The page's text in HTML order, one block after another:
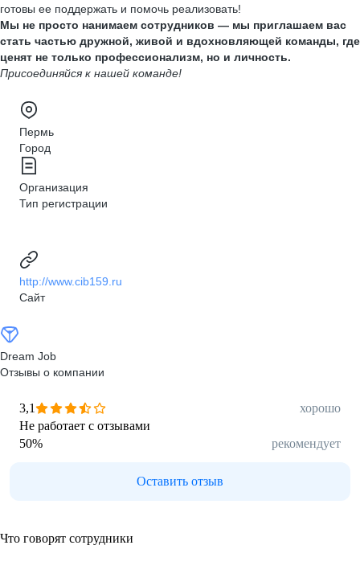
готовы ее поддержать и помочь реализовать!
Мы не просто нанимаем сотрудников — мы приглашаем вас
стать частью дружной, живой и вдохновляющей команды, где
ценят не только профессионализм, но и личность.
Присоединяйся к нашей команде!
Пермь
Город
Организация
Тип регистрации
http://www.cib159.ru
Сайт
Dream Job
Отзывы о компании
3,1
хорошо
Не работает с отзывами
50% рекомендует
Оставить отзыв
Что говорят сотрудники